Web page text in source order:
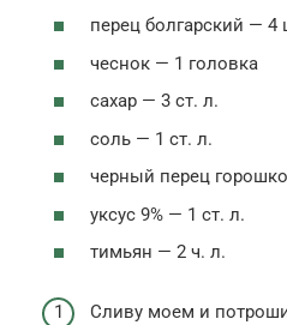
перец болгарский — 4
чеснок — 1 головка
сахар — 3 ст. л.
соль — 1 ст. л.
черный перец
уксус 9% — 1 ст. л.
тимьян — 2 ч. л.
Сливу моем и